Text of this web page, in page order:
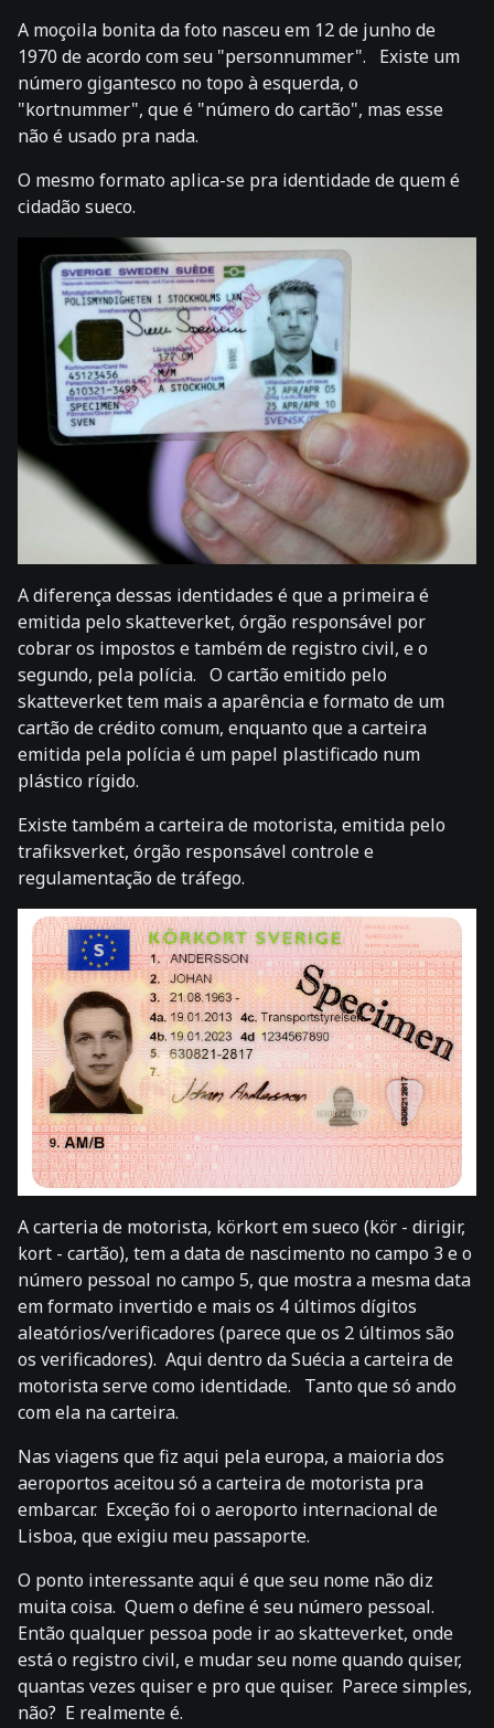
A moçoila bonita da foto nasceu em 12 de junho de
1970 de acordo com seu "personnummer". Existe um
número gigantesco no topo à esquerda, o
"kortnummer", que é "número do cartão", mas esse
não é usado pra nada.
O mesmo formato aplica-se pra identidade de quem é
cidadão sueco.
A diferença dessas identidades é que a primeira é
emitida pelo skatteverket, órgão responsável por
cobrar os impostos e também de registro civil, e o
segundo, pela polícia. O cartão emitido pelo
skatteverket tem mais a aparência e formato de um
cartão de crédito comum, enquanto que a carteira
emitida pela polícia é um papel plastificado num
plástico rígido.
Existe também a carteira de motorista, emitida pelo
trafiksverket, órgão responsável controle e
regulamentação de tráfego.
A carteria de motorista, körkort em sueco (kör - dirigir,
kort - cartão), tem a data de nascimento no campo 3 e o
número pessoal no campo 5, que mostra a mesma data
em formato invertido e mais os 4 últimos dígitos
aleatórios/verificadores (parece que os 2 últimos são
os verificadores). Aqui dentro da Suécia a carteira de
motorista serve como identidade. Tanto que só ando
com ela na carteira.
Nas viagens que fiz aqui pela europa, a maioria dos
aeroportos aceitou só a carteira de motorista pra
embarcar. Exceção foi o aeroporto internacional de
Lisboa, que exigiu meu passaporte.
O ponto interessante aqui é que seu nome não diz
muita coisa. Quem o define é seu número pessoal.
Então qualquer pessoa pode ir ao skatteverket, onde
está o registro civil, e mudar seu nome quando quiser,
quantas vezes quiser e pro que quiser. Parece simples,
não? E realmente é.